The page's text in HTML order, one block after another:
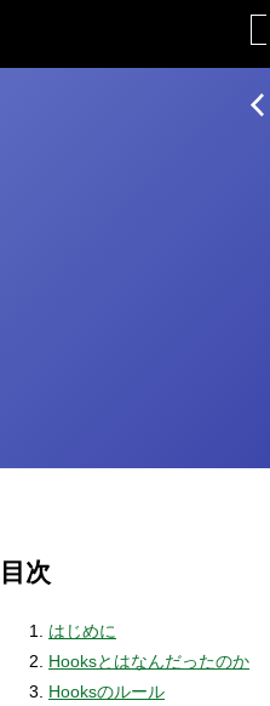
目次
はじめに
Hooksとはなんだったのか
Hooksのルール